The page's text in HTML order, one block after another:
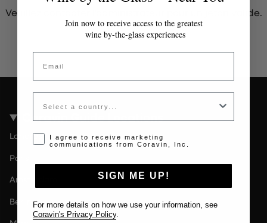
Veuillez contacter l'administrateur pour un jeton valide.
Coravin Guide Locations
Londres
Paris
Amsterdam
Berlin
Join now to receive access to the greatest
wine by-the-glass experiences
Email
Country
Opt-in disclaimer
I agree to receive marketing
communications from Coravin, Inc.
SIGN ME UP!
For more details on how we use your information, see
Coravin's Privacy Policy.